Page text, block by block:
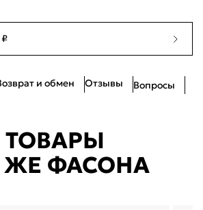
₽
и обмен Отзывы Вопросы
ТОВАРЫ
ЖЕ ФАСОНА
Войти по электронной почте
Проблемы со входом?